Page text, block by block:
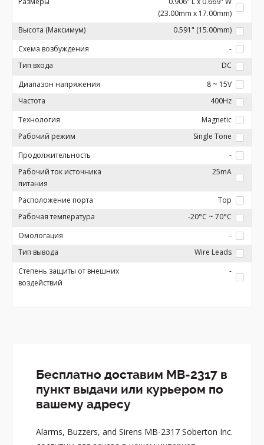
(23.00mm x 17.00mm)
Высота (Максимум)
0.591" (15.00mm)
Схема возбуждения
-
Тип входа
DC
Диапазон напряжения
8 ~ 15V
Частота
400Hz
Технология
Magnetic
Рабочий режим
Single Tone
Продолжительность
-
Рабочий ток источника
питания
25mA
Расположение порта
Top
Рабочая температура
-20°C ~ 70°C
Омологация
-
Тип вывода
Wire Leads
Степень защиты от внешних
воздействий
-
Бесплатно доставим MB-2317 в
пункт выдачи или курьером по
вашему адресу
Alarms, Buzzers, and Sirens MB-2317 Soberton Inc.